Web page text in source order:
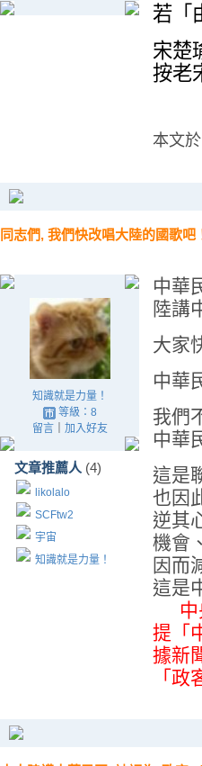
若「
宋楚
按老
本文於
同志們, 我們快改唱大陸的國歌吧
知識就是力量！
等級：8
留言｜ 加入好友
文章推薦人 (4)
likolalo
SCFtw2
宇宙
知識就是力量！
中華
陸講
大家
中華
我們
中華
這是
也因
逆其
機會
因而
這是
中
提「
據新
「政